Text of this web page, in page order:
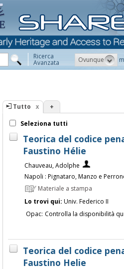
Ricerca
Avanzata Ovunque
Tutto +
Seleziona tutti
Teorica del codice
Faustino Hélie
Chauveau, Adolphe
Napoli : Pignataro, Manzo e
Materiale a stampa
Lo trovi qui: Univ. Federico II
Opac: Controlla la disponibilità
Teorica del codice
Faustino Helie